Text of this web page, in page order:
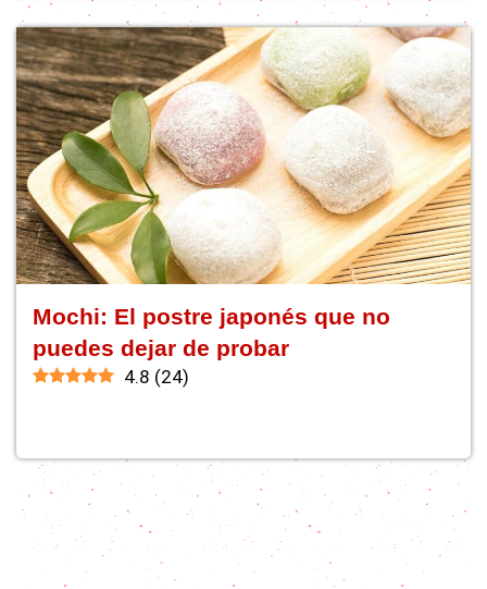
Mochi: El postre japonés que no
puedes dejar de probar
4.8 (24)